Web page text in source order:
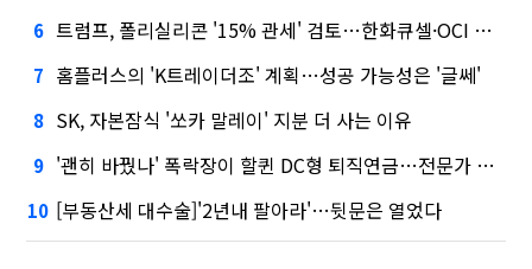
6 트럼프, 폴리실리콘 '15% 관세' 검토…한화큐셀·OCI 영향은?
7 홈플러스의 'K트레이더조' 계획…성공 가능성은 '글쎄'
8 SK, 자본잠식 '쏘카 말레이' 지분 더 사는 이유
9 '괜히 바꿨나' 폭락장이 할퀸 DC형 퇴직연금…전문가 조언은
10 [부동산세 대수술]'2년내 팔아라'…뒷문은 열었다